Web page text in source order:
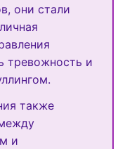
они стали
тревожность и
также
и